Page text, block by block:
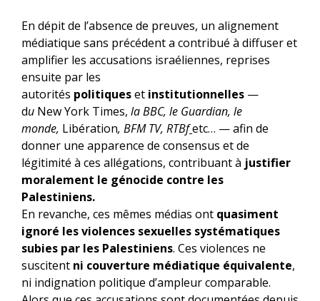
En dépit de l’absence de preuves, un alignement
médiatique sans précédent a contribué à diffuser et
amplifier les accusations israéliennes, reprises
ensuite par les
autorités politiqueset institutionnelles —
du New York Times, la BBC, le Guardian, le
monde, Libération, BFM TV, RTBfetc… — afin de
donner une apparence de consensus et de
légitimité à ces allégations, contribuant à justifier
moralement le génocide contre les
Palestiniens.
En revanche, ces mêmes médias ont quasiment
ignoré les violences sexuelles systématiques
subies par les Palestiniens. Ces violences ne
suscitent ni couverture médiatique équivalente,
ni indignation politique d’ampleur comparable.